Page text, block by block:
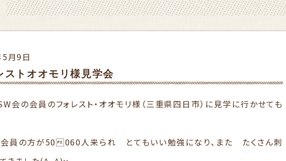
月9日
ストオオモリ様見学会
会の会員のフォレスト・オオモリ様（三重県四日市）に見学に行かせても
員の方が50060人来られ とてもいい勉強になり、また たくさん刺